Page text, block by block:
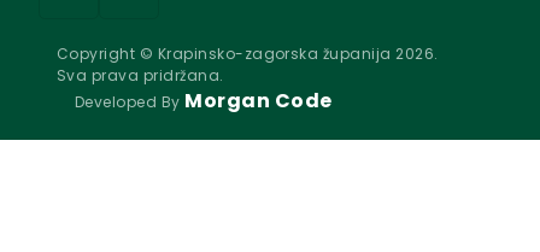
Copyright © Krapinsko-zagorska županija 2026.
Sva prava pridržana.
Developed By Morgan Code